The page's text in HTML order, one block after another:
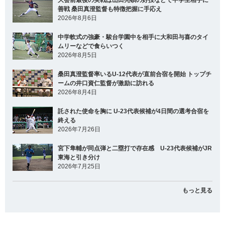
善戦 桑田真澄監督も特徴把握に手応え
2026年8月6日
中学軟式の強豪・駿台学園中を相手に大和田与喜のタイ
ムリーなどで食らいつく
2026年8月5日
桑田真澄監督率いるU-12代表が直前合宿を開始 トップチ
ームの井口資仁監督が激励に訪れる
2026年8月4日
託された使命を胸に U-23代表候補が4日間の選考合宿を
終える
2026年7月26日
宮下隼輔が同点弾と二塁打で存在感 U-23代表候補がJR
東海と引き分け
2026年7月25日
もっと見る